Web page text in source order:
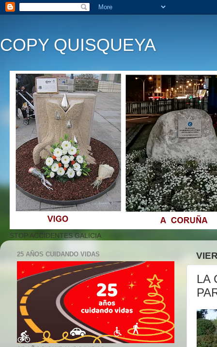
COPY QUISQUEYA
STOP ACCIDENTES GALICIA
LA
25 AÑOS CUIDANDO VIDAS